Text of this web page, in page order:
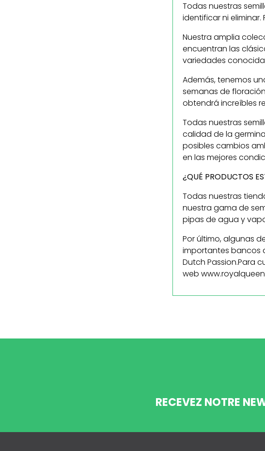
Todas nuestras
identificar ni
Nuestra amplia
encuentran las
variedades
Además, tenemos
semanas de
obtendrá increíbles
Todas nuestras
calidad de la
posibles cambios
en las mejores
¿QUÉ PRODUCTOS
Todas nuestras
nuestra gama de
pipas de agua y
Por último, algunas
importantes bancos
Dutch Passion.Para
web
RECEVEZ NOTRE